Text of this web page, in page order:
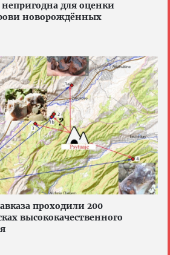
для оценки
новорождённых
проходили 200
высококачественного